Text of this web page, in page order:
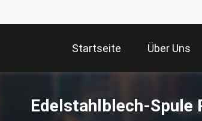
Startseite Über Uns
Edelstahlblech-Spule